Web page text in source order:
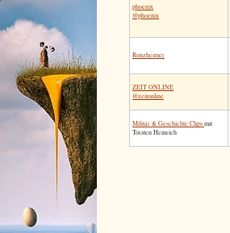
phoenix
@phoenix
Ronzheimer
ZEIT ONLINE
@zeitonline
Militär & Geschichte Clips mit
Torsten Heinrich